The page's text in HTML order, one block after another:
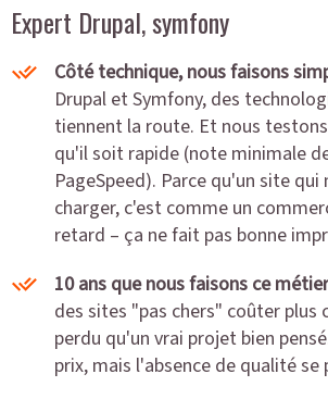
Expert Drupal, symfony
Côté technique, nous faisons
Drupal et Symfony, des
tiennent la route. Et nous
qu'il soit rapide (note minimale
PageSpeed). Parce qu'un site
charger, c'est comme un
retard – ça ne fait pas bonne
10 ans que nous faisons ce
des sites "pas chers" coûter plus
perdu qu'un vrai projet bien
prix, mais l'absence de qualité